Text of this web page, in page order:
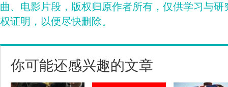
曲、电影片段，版权归原作者所有，仅供学习与
权证明，以便尽快删除。
你可能还感兴趣的文章